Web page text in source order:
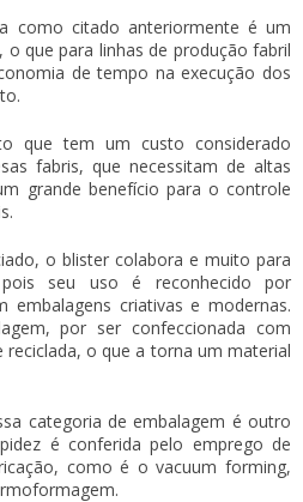
como citado anteriormente é um
que para linhas de produção fabril
de tempo na execução dos
que tem um custo considerado
fabris, que necessitam de altas
grande benefício para o controle
o blister colabora e muito para
seu uso é reconhecido por
embalagens criativas e modernas.
por ser confeccionada com
o que a torna um material
categoria de embalagem é outro
é conferida pelo emprego de
como é o vacuum forming,